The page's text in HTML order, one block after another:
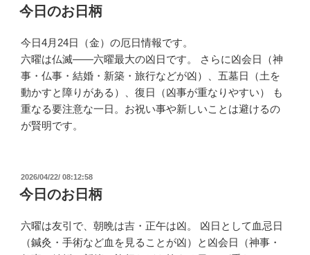
稿
日:
今日のお日柄
今日4月24日（金）の厄日情報です。
六曜は仏滅——六曜最大の凶日です。 さらに凶会日（神
事・仏事・結婚・新築・旅行などが凶）、五墓日（土を
動かすと障りがある）、復日（凶事が重なりやすい） も
重なる要注意な一日。お祝い事や新しいことは避けるの
が賢明です。​​​​​​​​​​​​​​​​
投
稿
日:
2026/04/22/ 08:12:58
今日のお日柄
六曜は友引で、朝晩は吉・正午は凶。 凶日として血忌日
（鍼灸・手術など血を見ることが凶）と凶会日（神事・